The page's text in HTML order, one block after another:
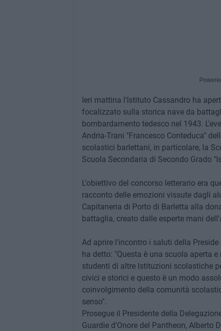
Ieri mattina l'Istituto Cassandro ha
focalizzato sulla storica nave da
bombardamento tedesco nel 1943.
Andria-Trani "Francesco Conteduca"
scolastici barlettani, in particolare, la
Scuola Secondaria di Secondo Grado
L'obiettivo del concorso letterario era
racconto delle emozioni vissute dagli
Capitaneria di Porto di Barletta alla
battaglia, creato dalle esperte mani
Ad aprire l'incontro i saluti della
ha detto: "Questa è una scuola aperta
studenti di altre Istituzioni scolastiche
civici e storici e questo è un modo
coinvolgimento della comunità
senso".
Prosegue il Presidente della
Guardie d'Onore del Pantheon, Alberto